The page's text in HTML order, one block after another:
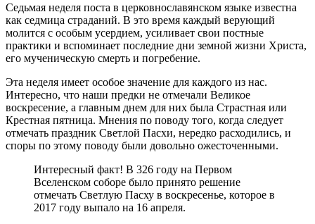
Седьмая неделя поста в церковнославянском языке известна
как седмица страданий. В это время каждый верующий
молится с особым усердием, усиливает свои постные
практики и вспоминает последние дни земной жизни Христа,
его мученическую смерть и погребение.
Эта неделя имеет особое значение для каждого из нас.
Интересно, что наши предки не отмечали Великое
воскресение, а главным днем для них была Страстная или
Крестная пятница. Мнения по поводу того, когда следует
отмечать праздник Светлой Пасхи, нередко расходились, и
споры по этому поводу были довольно ожесточенными.
Интересный факт! В 326 году на Первом
Вселенском соборе было принято решение
отмечать Светлую Пасху в воскресенье, которое в
2017 году выпало на 16 апреля.